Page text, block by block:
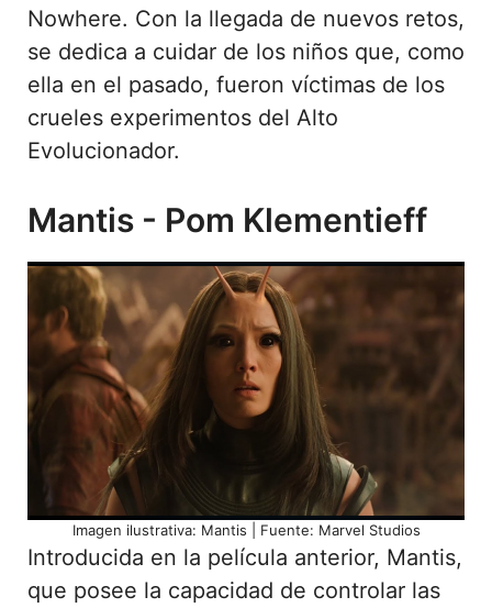
Nowhere. Con la llegada de nuevos retos,
se dedica a cuidar de los niños que, como
ella en el pasado, fueron víctimas de los
crueles experimentos del Alto
Evolucionador.
Mantis - Pom Klementieff
Imagen ilustrativa: Mantis | Fuente: Marvel Studios
Introducida en la película anterior, Mantis,
que posee la capacidad de controlar las